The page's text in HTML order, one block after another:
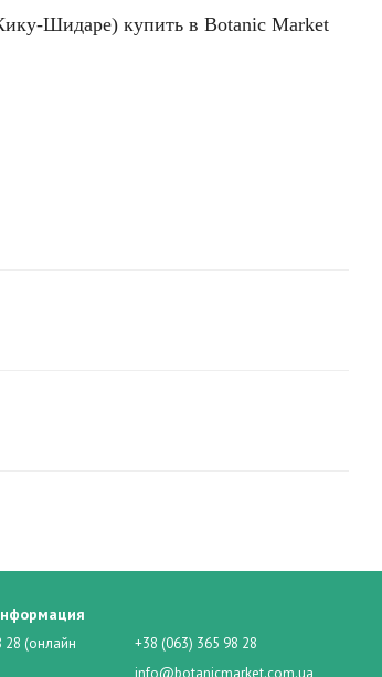
Шидаре) купить в Botanic Market
28 (онлайн
+38 (063) 365 98 28
info@botanicmarket.com.ua